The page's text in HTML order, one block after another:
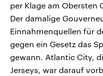
per Klage am
Der damalige
Einnahmenquellen für
gegen ein Gesetz das
gewann. Atlantic City,
Jerseys, war darauf